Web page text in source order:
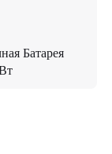
Батарея